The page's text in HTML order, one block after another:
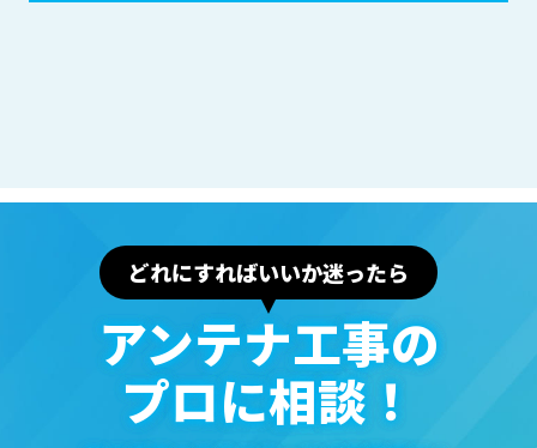
どれにすればいいか迷ったら
アンテナ⼯事の
プロに相談！